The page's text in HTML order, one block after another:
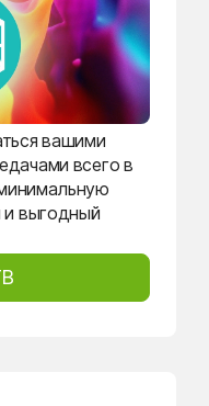
вашими
всего в
выгодный